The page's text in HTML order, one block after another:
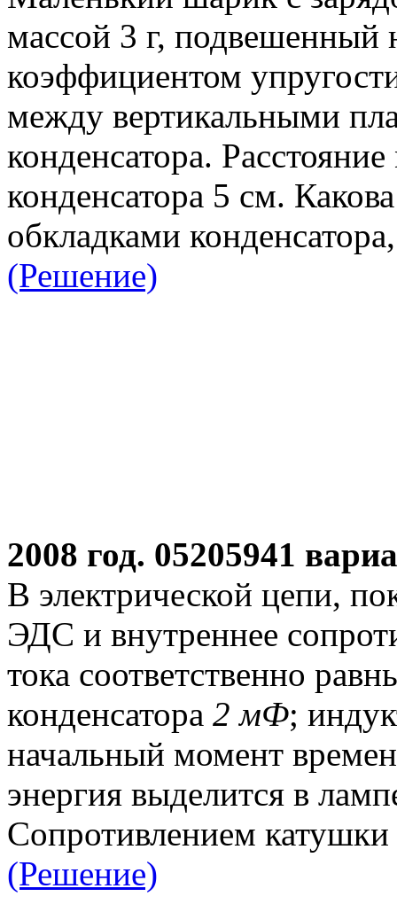
массой 3 г, подвешенный
коэффициентом
между вертикальными
конденсатора.
конденсатора 5 см.
обкладками
(Решение)
2008 год. 05205941
В электрической цепи,
ЭДС и внутреннее
тока соответственно
конденсатора 2 мФ;
начальный момент
энергия выделится в
Сопротивлением
(Решение)